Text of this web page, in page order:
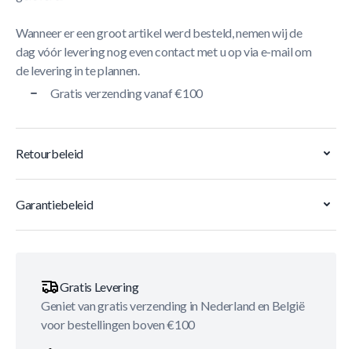
Wanneer er een groot artikel werd besteld, nemen wij de
dag vóór levering nog even contact met u op via e-mail om
de levering in te plannen.
Gratis verzending vanaf €100
Retourbeleid
Garantiebeleid
Gratis Levering
Geniet van gratis verzending in Nederland en België
voor bestellingen boven €100